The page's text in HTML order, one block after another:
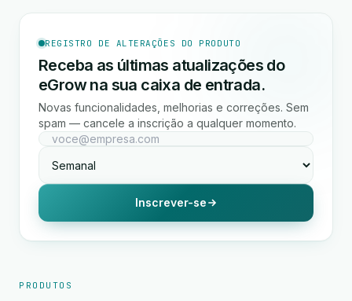
REGISTRO DE ALTERAÇÕES DO PRODUTO
Receba as últimas atualizações do
eGrow na sua caixa de entrada.
Novas funcionalidades, melhorias e correções. Sem
spam — cancele a inscrição a qualquer momento.
Inscrever-se
PRODUTOS